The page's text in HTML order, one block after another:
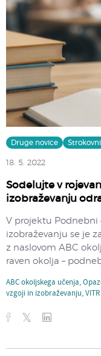
Druge novice
18. 5. 2022
Sodelujte v
izobraževanju
V projektu Podnebni
izobraževanju se je
z naslovom ABC
raven okolja –
ABC okoljskega učenja,
vzgoji in izobraževanju,VITR